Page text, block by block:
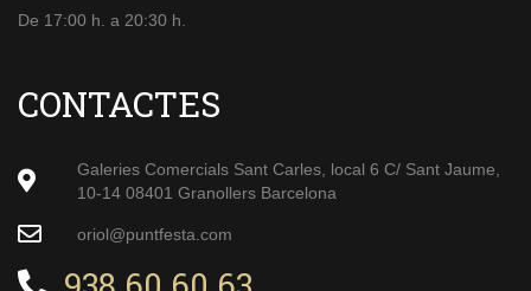
De 17:00 h. a 20:30 h.
CONTACTES
Galeries Comercials Sant Carles, local 6 C/ Sant Jaume,
10-14 08401 Granollers Barcelona
oriol@puntfesta.com